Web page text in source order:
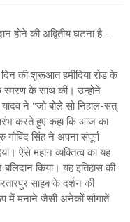
होने की अद्वितीय घटना है -
दिन की शुरूआत हमीदिया रोड के
स्मरण के साथ की। उन्होंने
ने "जो बोले सो निहाल-सत्
करते हुए कहा कि आज का
गोविंद सिंह ने अपना संपूर्ण
ऐसे महान व्यक्तित्व का यह
किया। यह इतिहास की
साहब के दर्शन की
में मनाने जैसी अनेकों सौगातें